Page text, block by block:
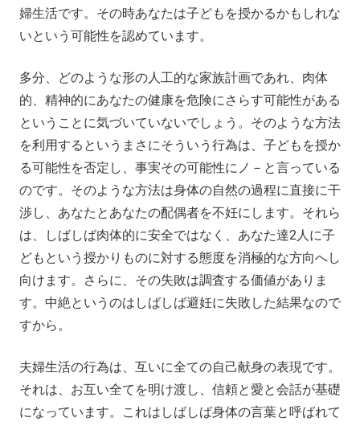
婦生活です。その時あなたは子どもを授かるかもしれな
いという可能性を認めています。
多分、どのような形の人工的な家族計画であれ、肉体
的、精神的にあなたの健康を危険にさらす可能性がある
ということに気づいていないでしょう。そのような方法
を利用するというまさにそういう行為は、子どもを授か
る可能性を否定し、事実その可能性にノ－と言っている
のです。そのような方法は身体の自然の過程に直接に干
渉し、あなたとあなたの配偶者を不妊にします。それら
は、しばしば肉体的に安全ではなく、あなた達2人に子
どもという授かりものに対する態度を消極的な方向へし
向けます。さらに、その失敗は調査する価値がありま
す。中絶というのはしばしば避妊に失敗した結果なので
すから。
夫婦生活の行為は、互いに全ての自己献身の表現です。
それは、お互い全てを明け渡し、信頼と愛と会話が基礎
になっています。これはしばしば身体の言葉と呼ばれて